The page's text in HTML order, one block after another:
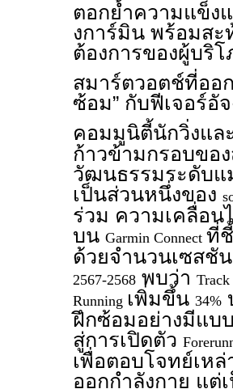
ตอกย้ำความแข็ง
งการ์มิน พร้อมส
ต้องการของผู้บริ
สมาร์ตวอตช์ที่ออ
ซ้อม” กับฟีเจอร์อั
คอมมูนิตี้นักวิ่งแล
ก้าวข้ามกรอบขอ
วัฒนธรรมระดับแ
เป็นส่วนหนึ่งของ
ร่วม ความเคลื่อน
บน Garmin Connect ที่
ด้วยจำนวนเซสชั
2567-2568 พบว่า
Running เพิ่มขึ้น 34%
ฝึกซ้อมอย่างมีแบ
สู่การเปิดตัว
เพื่อตอบโจทย์เห
ออกกำลังกาย แ